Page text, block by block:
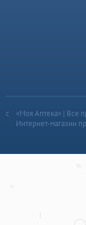
«Моя Аптека» | Все
Интернет-магазин